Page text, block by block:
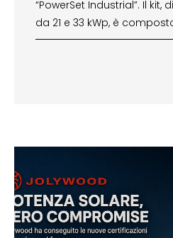
“PowerSet Industrial”. Il
da 21 e 33 kWp, è